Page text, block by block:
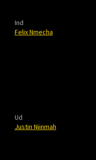
Ind
Felix Nmecha
Ud
Justin Njinmah